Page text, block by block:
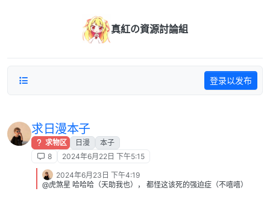
真紅の資源討論組
登录以发布
求日漫本子
求物区 日漫
本子
8
2024年6月22日 下午5:15
2024年6月23日 下午4:19
@虎煞星 哈哈哈（天助我也）， 都怪这该死的强迫症（不嘻嘻）